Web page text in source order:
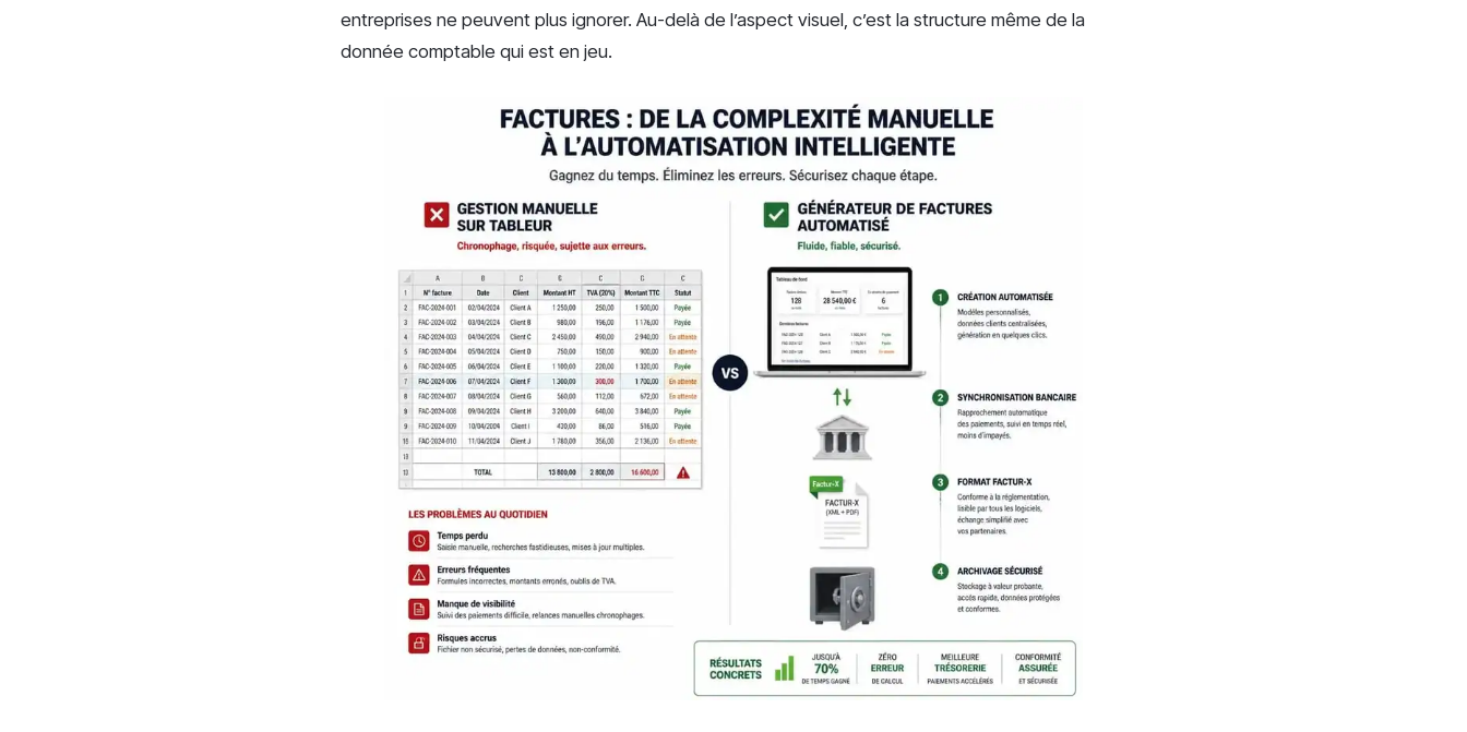
entreprises ne peuvent plus ignorer. Au-delà de l’aspect visuel, c’est la structure même de la
donnée comptable qui est en jeu.